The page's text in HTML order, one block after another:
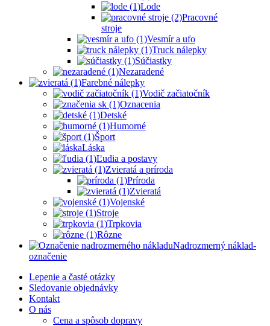
Lode
Pracovné
stroje
Vesmír a ufo
Truck nálepky
Súčiastky
Nezaradené
Farebné nálepky
Vodič začiatočník
Oznacenia
Detské
Humorné
Šport
Láska
Ľudia a postavy
Zvieratá a príroda
Príroda
Zvieratá
Vojenské
Stroje
Trpkovia
Rôzne
Nadrozmerný náklad-
označenie
Lepenie a časté otázky
Sledovanie objednávky
Kontakt
O nás
Cena a spôsob dopravy